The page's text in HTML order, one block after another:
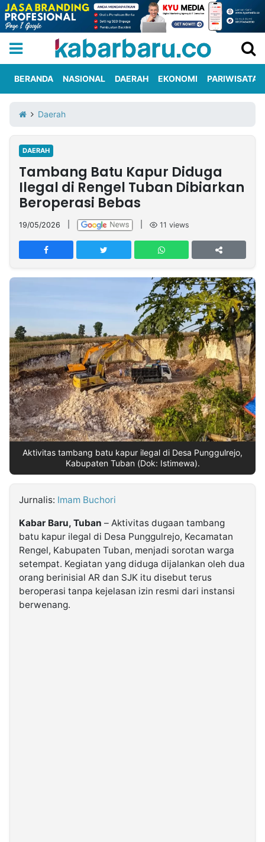
Iklan
Berita
Kami
Nasional
International
Olahraga
Entertainment
Daerah
Pariwisata
Kuliner
Kolom
Network
PT
TREETAN
INDONESIA
Insight
NTB
Suara
Time
Lens
IDN
Daily
Jogja
Jalan
Rakyat
Idealita
News
Kita
Notice
Dinamikapost.com
Radar
Baru
Seedbacklink
Follow
Kabarbaru
Kabarbaru.co
2026
BERANDA NASIONAL DAERAH EKONOMI PARIWISATA
Daerah
DAERAH
Tambang Batu Kapur Diduga
Ilegal di Rengel Tuban Dibiarkan
Beroperasi Bebas
19/05/2026 11 views
Aktivitas tambang batu kapur ilegal di Desa Punggulrejo,
Kabupaten Tuban (Dok: Istimewa).
Jurnalis: Imam Buchori
Kabar Baru, Tuban – Aktivitas dugaan tambang
batu kapur ilegal di Desa Punggulrejo, Kecamatan
Rengel, Kabupaten Tuban, menjadi sorotan warga
setempat. Kegiatan yang diduga dijalankan oleh dua
orang berinisial AR dan SJK itu disebut terus
beroperasi tanpa kejelasan izin resmi dari instansi
berwenang.